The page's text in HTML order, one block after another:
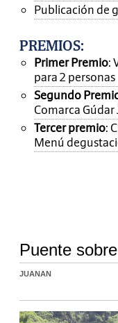
Publicación de
PREMIOS:
Primer Premio:
para 2 personas
Segundo
Comarca
Tercer premio:
Menú
Puente
JUANAN